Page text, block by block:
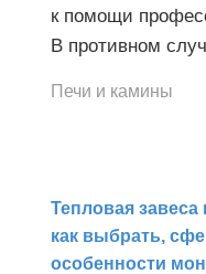
к помощи
В противном
Печи и камины
Тепловая
как выбрать,
особенности